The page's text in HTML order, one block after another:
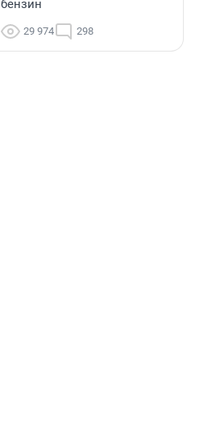
бензин
29 974 298